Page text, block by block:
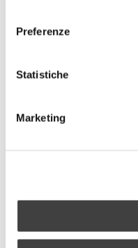
Preferenze
Statistiche
Marketing